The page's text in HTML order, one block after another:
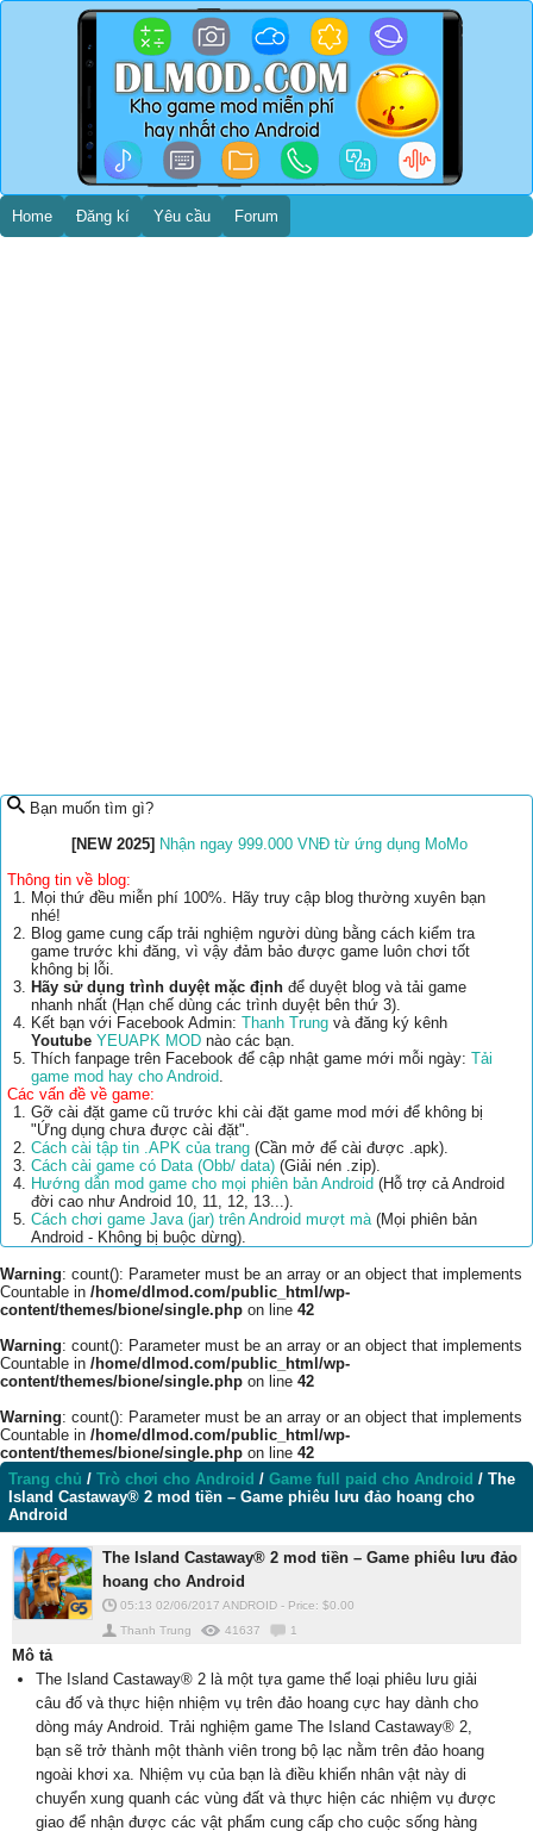
Home Đăng kí Yêu cầu Forum
Bạn muốn tìm gì?
[NEW 2025] Nhận ngay 999.000 VNĐ từ ứng dụng MoMo
Thông tin về blog:
Mọi thứ đều miễn phí 100%. Hãy truy cập blog thường xuyên bạn
nhé!
Blog game cung cấp trải nghiệm người dùng bằng cách kiểm tra
game trước khi đăng, vì vậy đảm bảo được game luôn chơi tốt
không bị lỗi.
Hãy sử dụng trình duyệt mặc định để duyệt blog và tải game
nhanh nhất (Hạn chế dùng các trình duyệt bên thứ 3).
Kết bạn với Facebook Admin: Thanh Trung và đăng ký kênh
Youtube YEUAPK MOD nào các bạn.
Thích fanpage trên Facebook để cập nhật game mới mỗi ngày: Tải
game mod hay cho Android.
Các vấn đề về game:
Gỡ cài đặt game cũ trước khi cài đặt game mod mới để không bị
"Ứng dụng chưa được cài đặt".
Cách cài tập tin .APK của trang (Cần mở để cài được .apk).
Cách cài game có Data (Obb/ data) (Giải nén .zip).
Hướng dẫn mod game cho mọi phiên bản Android (Hỗ trợ cả Android
đời cao như Android 10, 11, 12, 13...).
Cách chơi game Java (jar) trên Android mượt mà(Mọi phiên bản
Android - Không bị buộc dừng).
Warning: count(): Parameter must be an array or an object that implements
Countable in /home/dlmod.com/public_html/wp-
content/themes/bione/single.php on line 42
Warning: count(): Parameter must be an array or an object that implements
Countable in /home/dlmod.com/public_html/wp-
content/themes/bione/single.php on line 42
Warning: count(): Parameter must be an array or an object that implements
Countable in /home/dlmod.com/public_html/wp-
content/themes/bione/single.php on line 42
Trang chủ / Trò chơi cho Android / Game full paid cho Android / The
Island Castaway® 2 mod tiền – Game phiêu lưu đảo hoang cho
Android
The Island Castaway® 2 mod tiền – Game phiêu lưu đảo
hoang cho Android
05:13 02/06/2017 ANDROID - Price: $0.00
Thanh Trung
41637 1
Mô tả
The Island Castaway® 2 là một tựa game thể loại phiêu lưu giải
câu đố và thực hiện nhiệm vụ trên đảo hoang cực hay dành cho
dòng máy Android. Trải nghiệm game The Island Castaway® 2,
bạn sẽ trở thành một thành viên trong bộ lạc nằm trên đảo hoang
ngoài khơi xa. Nhiệm vụ của bạn là điều khiển nhân vật này di
chuyển xung quanh các vùng đất và thực hiện các nhiệm vụ được
giao để nhận được các vật phẩm cung cấp cho cuộc sống hàng